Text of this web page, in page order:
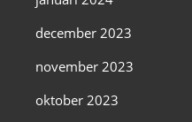
december 2023
november 2023
oktober 2023